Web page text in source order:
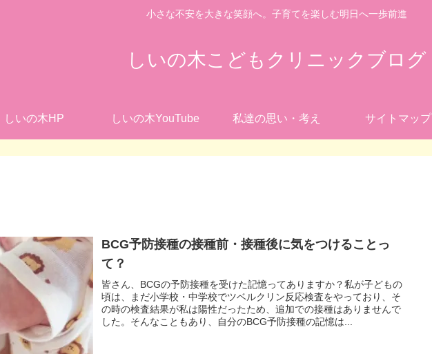
小さな不安を大きな笑顔へ。子育てを楽しむ明日へ一歩前進
しいの木こどもクリニックブログ
しいの木HP しいの木YouTube 私達の思い・考え サイトマップ
BCG予防接種の接種前・接種後に気をつけることっ
て？
皆さん、BCGの予防接種を受けた記憶ってありますか？私が子どもの
頃は、まだ小学校・中学校でツベルクリン反応検査をやっており、そ
の時の検査結果が私は陽性だったため、追加での接種はありませんで
した。そんなこともあり、自分のBCG予防接種の記憶は...